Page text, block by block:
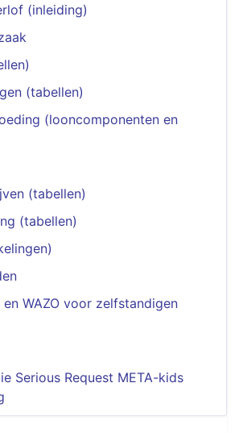
(inleiding)
(tabellen)
(looncomponenten en
(tabellen)
(tabellen)
en WAZO voor zelfstandigen
Serious Request META-kids